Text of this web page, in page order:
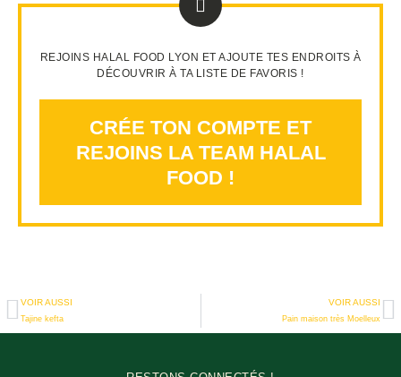
REJOINS HALAL FOOD LYON ET AJOUTE TES ENDROITS À
DÉCOUVRIR À TA LISTE DE FAVORIS !
CRÉE TON COMPTE ET
REJOINS LA TEAM HALAL
FOOD !
VOIR AUSSI
Tajine kefta
VOIR AUSSI
Pain maison très Moelleux